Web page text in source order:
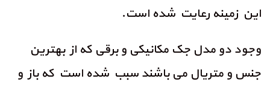
این زمینه رعایت شده است.
وجود دو مدل جک مکانیکی و برقی که از بهترین
جنس و متریال می باشند سبب شده است که باز و